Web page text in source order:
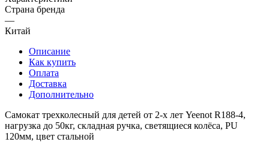
Страна бренда
—
Китай
Описание
Как купить
Оплата
Доставка
Дополнительно
Самокат трехколесный для детей от 2-х лет Yeenot R188-4,
нагрузка до 50кг, складная ручка, светящиеся колёса, PU
120мм, цвет стальной